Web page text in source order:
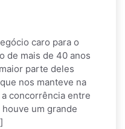
caro para o
de mais de 40 anos
parte deles
nos manteve na
concorrência entre
um grande